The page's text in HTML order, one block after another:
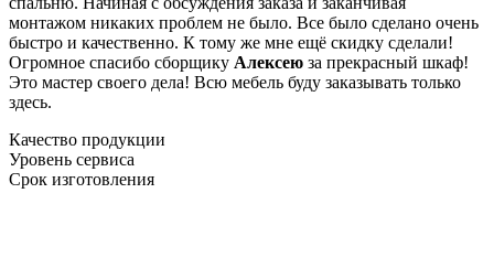
монтажом никаких проблем не было. Все было сделано очень
быстро и качественно. К тому же мне ещё скидку сделали!
Огромное спасибо сборщику Алексею за прекрасный шкаф!
Это мастер своего дела! Всю мебель буду заказывать только
здесь.
Качество продукции
Уровень сервиса
Срок изготовления